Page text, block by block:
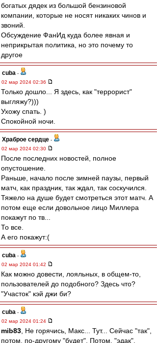
богатых дядек из большой бензиновой
компании, которые не носят никаких чинов и
звоний.
Обсуждение ФанИд куда более явная и
неприкрытая политика, но это почему то
другое
cuba -
02 мар 2024 02:36
Только дошло... Я здесь, как "террорист"
выгляжу?)))
Ухожу спать. )
Спокойной ночи.
Храброе сердце -
02 мар 2024 02:30
После последних новостей, полное
опустошение.
Раньше, начало после зимней паузы, первый
матч, как праздник, так ждал, так соскучился.
Тяжело на душе будет смотреться этот матч. А
потом еще если довольное лицо Миллера
покажут по тв...
То все.
А его покажут:(
cuba -
02 мар 2024 01:42
Как можно довести, лояльных, в общем-то,
пользователей до подобного? Здесь что?
"Участок" кэй джи би?
cuba -
02 мар 2024 01:24
mib83 , Не горячись, Макс... Тут... Сейчас "так",
потом, по-другому "будет". Потом, "эдак".